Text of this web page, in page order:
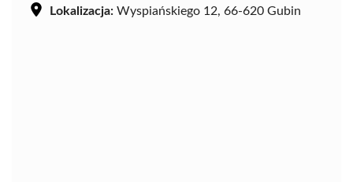
Lokalizacja: Wyspiańskiego 12, 66-620 Gubin